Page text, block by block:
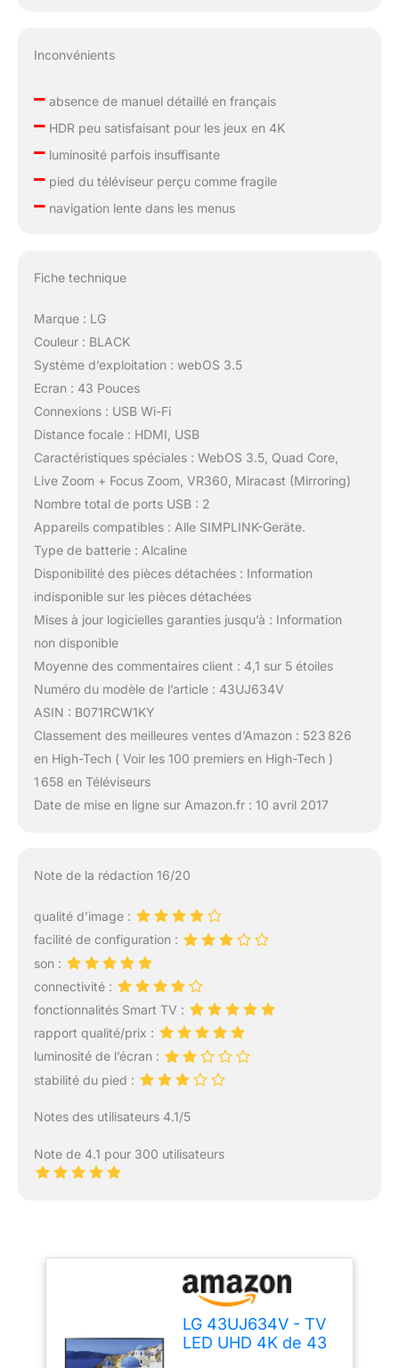
Inconvénients
–absence de manuel détaillé en français
–HDR peu satisfaisant pour les jeux en 4K
–luminosité parfois insuffisante
–pied du téléviseur perçu comme fragile
–navigation lente dans les menus
Fiche technique
Marque : LG
Couleur : BLACK
Système d’exploitation : webOS 3.5
Ecran : 43 Pouces
Connexions : USB Wi-Fi
Distance focale : HDMI, USB
Caractéristiques spéciales : WebOS 3.5, Quad Core,
Live Zoom + Focus Zoom, VR360, Miracast (Mirroring)
Nombre total de ports USB : 2
Appareils compatibles : Alle SIMPLINK-Geräte.
Type de batterie : Alcaline
Disponibilité des pièces détachées : Information
indisponible sur les pièces détachées
Mises à jour logicielles garanties jusqu’à : Information
non disponible
Moyenne des commentaires client : 4,1 sur 5 étoiles
Numéro du modèle de l’article : 43UJ634V
ASIN : B071RCW1KY
Classement des meilleures ventes d’Amazon : 523 826
en High-Tech ( Voir les 100 premiers en High-Tech )
1 658 en Téléviseurs
Date de mise en ligne sur Amazon.fr : 10 avril 2017
Note de la rédaction 16/20
qualité d’image :
facilité de configuration :
son :
connectivité :
fonctionnalités Smart TV :
rapport qualité/prix :
luminosité de l’écran :
stabilité du pied :
Notes des utilisateurs 4.1/5
Note de 4.1 pour 300 utilisateurs
LG 43UJ634V - TV
LED UHD 4K de 43